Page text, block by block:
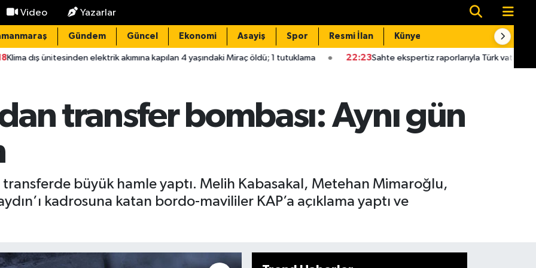
Video Yazarlar
Gündem Güncel Ekonomi Asayiş Spor Resmi İlan Künye
elektrik akımına kapılan 4 yaşındaki Miraç öldü; 1 tutuklama 22:23Sahte ekspertiz raporlarıyla Türk vatandaşlığı kazandıran
transfer bombası: Aynı gün
büyük hamle yaptı. Melih Kabasakal, Metehan Mimaroğlu,
kadrosuna katan bordo-mavililer KAP’a açıklama yaptı ve